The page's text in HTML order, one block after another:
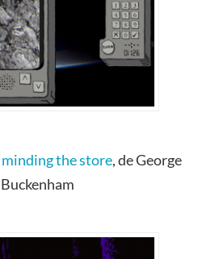
the store, de George
Buckenham